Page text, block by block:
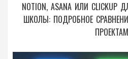
NOTION, ASANA ИЛИ
ШКОЛЫ: ПОДРОБНОЕ